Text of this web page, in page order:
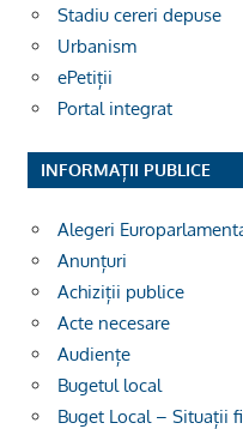
Stadiu cereri depuse
Urbanism
ePetiții
Portal integrat
INFORMAȚII PUBLICE
Alegeri
Anunțuri
Achiziții publice
Acte necesare
Audiențe
Bugetul local
Buget Local – Situații